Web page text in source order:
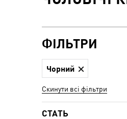
ФІЛЬТРИ
Чорний
Скинути всі фільтри
СТАТЬ